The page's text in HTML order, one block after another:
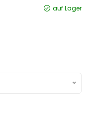
auf Lager